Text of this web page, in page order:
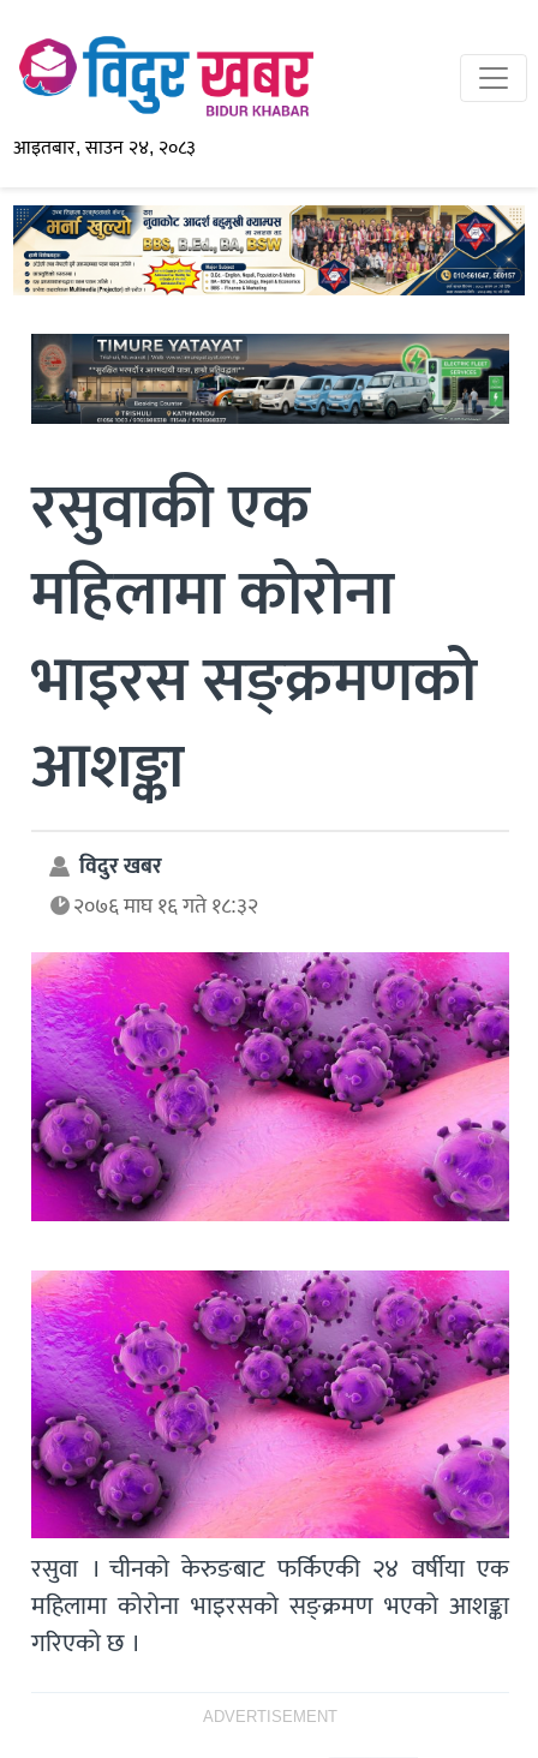
आइतबार, साउन २४, २०८३
रसुवाकी एक
महिलामा कोरोना
भाइरस सङ्क्रमणको
आशङ्का
विदुर खबर
२०७६ माघ १६ गते १८:३२
रसुवा । चीनको केरुङबाट फर्किएकी २४ वर्षीया एक
महिलामा कोरोना भाइरसको सङ्क्रमण भएको आशङ्का
गरिएको छ ।
ADVERTISEMENT